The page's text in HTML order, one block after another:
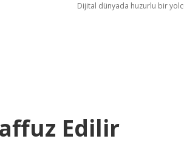
Dijital dünyada huzurlu bir
Edilir